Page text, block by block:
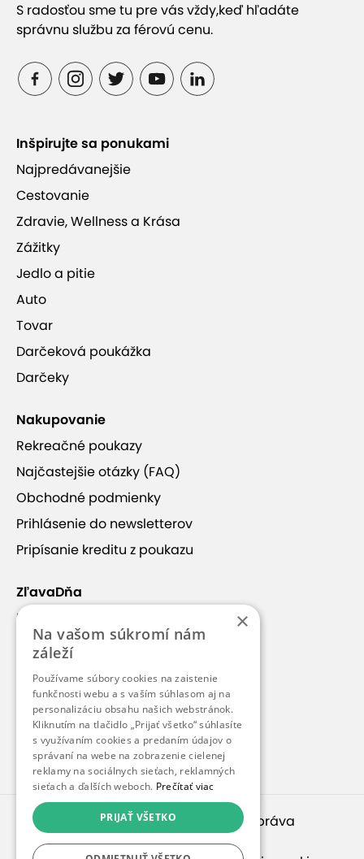
S radosťou sme tu pre vás vždy,keď hľadáte
správnu službu za férovú cenu.
Inšpirujte sa ponukami
Najpredávanejšie
Cestovanie
Zdravie, Wellness a Krása
Zážitky
Jedlo a pitie
Auto
Tovar
Darčeková poukážka
Darčeky
Nakupovanie
Rekreačné poukazy
Najčastejšie otázky (FAQ)
Obchodné podmienky
Prihlásenie do newsletterov
Pripísanie kreditu z poukazu
ZľavaDňa
Náš príbeh
Kontakt
Kariéra
Blog
Pre médiá
Pre partnerov
© 2010 – 2026inspirago s. r. o.
. Všetky práva
vyhradené.
×
Na vašom súkromí nám
záleží
Používame súbory cookies na zaistenie
funkčnosti webu a s vaším súhlasom aj na
personalizáciu obsahu našich webstránok.
Kliknutím na tlačidlo „Prijať všetko“ súhlasíte
s využívaním cookies a predaním údajov o
správaní na webe na zobrazenie cielenej
reklamy na sociálnych sieťach, reklamných
sieťach a ďalších weboch. Prečítať viac
PRIJAŤ VŠETKO